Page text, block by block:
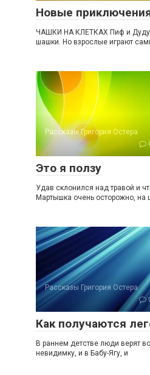
Новые
ЧАШКИ НА КЛЕТКАХ Пиф и Дуду
шашки. Но взрослые играют
Рассказы Григория Остера
Это я ползу
Удав склонился над травой и
Мартышка очень осторожно, на
Рассказы Григория Остера
Как получаются
В раннем детстве люди верят
невидимку, и в Бабу-Ягу, и